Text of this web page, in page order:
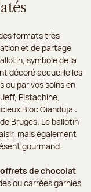
formats très
et de partage
symbole de la
décoré accueille les
ou par vos soins en
Pistachine,
Bloc Gianduja :
Bruges. Le ballotin
mais également
gourmand.
de chocolat
ou carrées garnies